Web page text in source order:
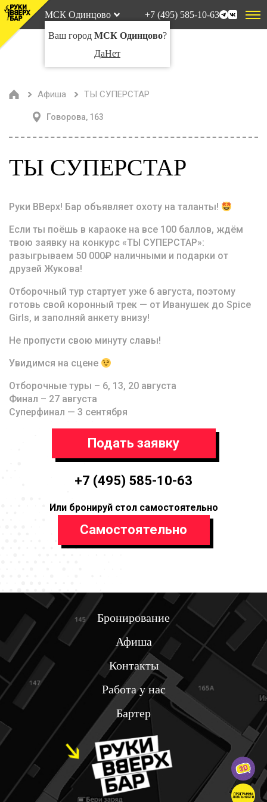
МСК Одинцово
Ваш город МСК Одинцово?
ДаНет
+7 (495) 585-10-63
Афиша ТЫ СУПЕРСТАР
Говорова, 163
ТЫ СУПЕРСТАР
Руки ВВерх! Бар объявляет охоту на таланты!
Если ты поёшь в караоке на все 100 баллов, ждём
твою заявку на конкурс «ТЫ СУПЕРСТАР»:
разыгрываем 50 000₽ наличными и подарки от
друзей Жукова!
Отборочный тур стартует уже 6 августа, поэтому
готовь свой коронный трек — от Иванушек до Spice
Girls, и заполняй анкету внизу!
Не пропусти свою минуту славы!
Увидимся на сцене
Отборочные туры – 6, 13, 20 августа
Финал – 27 августа
Суперфинал — 3 сентября
Подать заявку
+7 (495) 585-10-63
Или бронируй стол самостоятельно
Самостоятельно
Бронирование
Афиша
Контакты
Работа у нас
Бартер